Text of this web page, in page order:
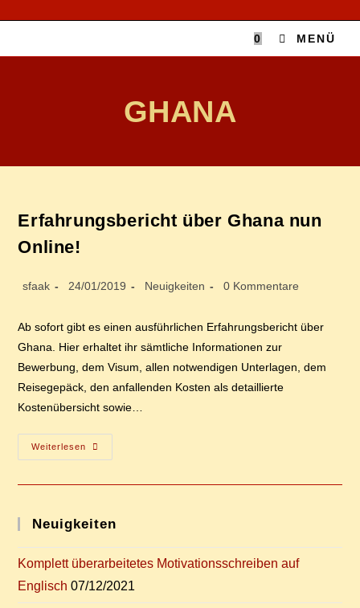
0 MENÜ
GHANA
Er­fah­rungs­be­richt über Gha­na nun
Online!
Beitrags-
sfaak
Beitrag
24/01/2019
Beitrags-
Neuigkeiten
Beitrags-
0 Kommentare
Ab sofort gibt es einen ausführlichen Erfahrungsbericht über
Ghana. Hier erhaltet ihr sämtliche Informationen zur
Bewerbung, dem Visum, allen notwendigen Unterlagen, dem
Reisegepäck, den anfallenden Kosten als detaillierte
Kostenübersicht sowie…
Weiterlesen
Er­
Fah­
Na
Online!
Neu­ig­kei­ten
Kom­plett über­ar­bei­te­tes Mo­ti­va­ti­ons­schrei­ben auf
Englisch 07/12/2021